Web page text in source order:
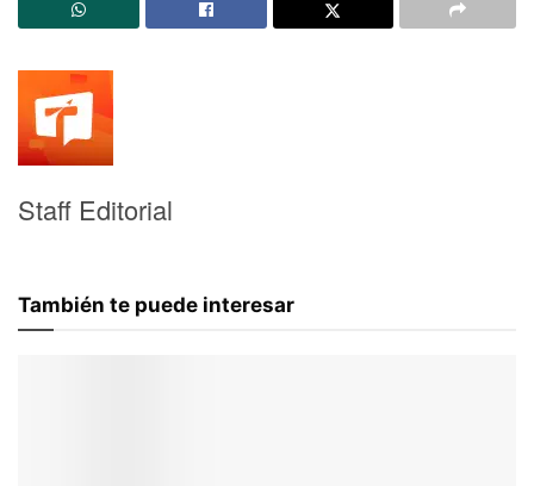
Staff Editorial
También te puede interesar